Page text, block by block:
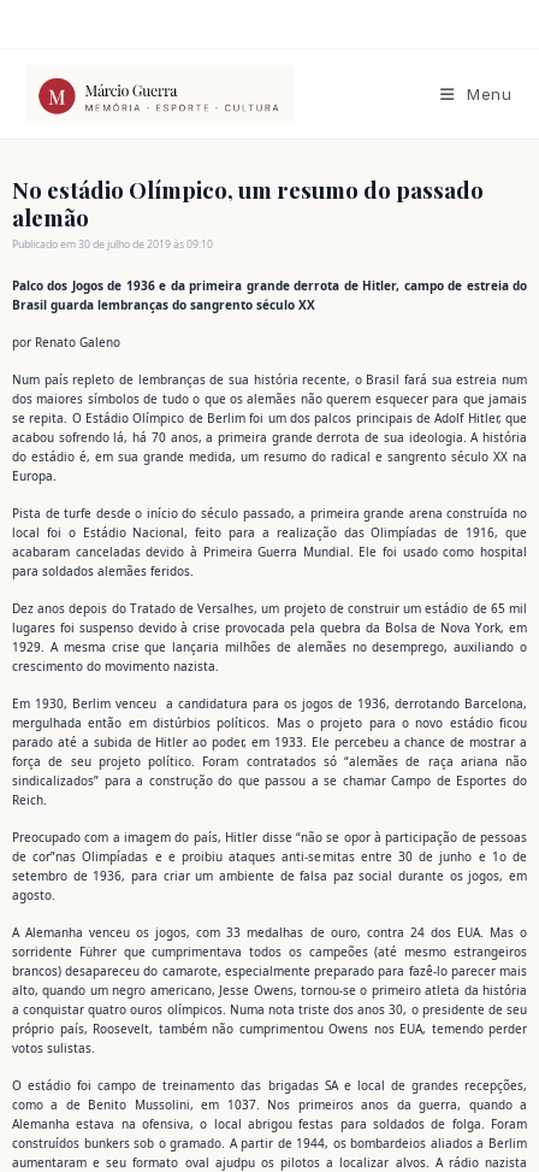
conteúdo
Menu
No estádio Olímpico, um resumo do passado
alemão
Publicado em 30 de julho de 2019 às 09:10
Palco dos Jogos de 1936 e da primeira grande derrota de Hitler, campo de estreia do
Brasil guarda lembranças do sangrento século XX
por Renato Galeno
Num país repleto de lembranças de sua história recente, o Brasil fará sua estreia num
dos maiores símbolos de tudo o que os alemães não querem esquecer para que jamais
se repita. O Estádio Olímpico de Berlim foi um dos palcos principais de Adolf Hitler, que
acabou sofrendo lá, há 70 anos, a primeira grande derrota de sua ideologia. A história
do estádio é, em sua grande medida, um resumo do radical e sangrento século XX na
Europa.
Pista de turfe desde o início do século passado, a primeira grande arena construída no
local foi o Estádio Nacional, feito para a realização das Olimpíadas de 1916, que
acabaram canceladas devido à Primeira Guerra Mundial. Ele foi usado como hospital
para soldados alemães feridos.
Dez anos depois do Tratado de Versalhes, um projeto de construir um estádio de 65 mil
lugares foi suspenso devido à crise provocada pela quebra da Bolsa de Nova York, em
1929. A mesma crise que lançaria milhões de alemães no desemprego, auxiliando o
crescimento do movimento nazista.
Em 1930, Berlim venceu a candidatura para os jogos de 1936, derrotando Barcelona,
mergulhada então em distúrbios políticos. Mas o projeto para o novo estádio ficou
parado até a subida de Hitler ao poder, em 1933. Ele percebeu a chance de mostrar a
força de seu projeto político. Foram contratados só “alemães de raça ariana não
sindicalizados” para a construção do que passou a se chamar Campo de Esportes do
Reich.
Preocupado com a imagem do país, Hitler disse “não se opor à participação de pessoas
de cor”nas Olimpíadas e e proibiu ataques anti-semitas entre 30 de junho e 1o de
setembro de 1936, para criar um ambiente de falsa paz social durante os jogos, em
agosto.
A Alemanha venceu os jogos, com 33 medalhas de ouro, contra 24 dos EUA. Mas o
sorridente Führer que cumprimentava todos os campeões (até mesmo estrangeiros
brancos) desapareceu do camarote, especialmente preparado para fazê-lo parecer mais
alto, quando um negro americano, Jesse Owens, tornou-se o primeiro atleta da história
a conquistar quatro ouros olímpicos. Numa nota triste dos anos 30, o presidente de seu
próprio país, Roosevelt, também não cumprimentou Owens nos EUA, temendo perder
votos sulistas.
O estádio foi campo de treinamento das brigadas SA e local de grandes recepções,
como a de Benito Mussolini, em 1037. Nos primeiros anos da guerra, quando a
Alemanha estava na ofensiva, o local abrigou festas para soldados de folga. Foram
construídos bunkers sob o gramado. A partir de 1944, os bombardeios aliados a Berlim
aumentaram e seu formato oval ajudpu os pilotos a localizar alvos. A rádio nazista